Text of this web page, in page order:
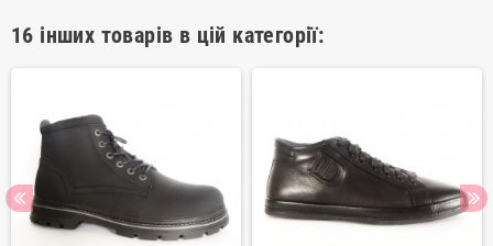
16 інших товарів в цій категорії: